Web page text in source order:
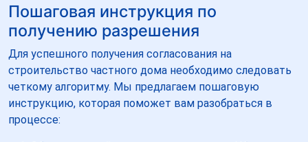
Пошаговая инструкция по
получению разрешения
Для успешного получения согласования на
строительство частного дома необходимо следовать
четкому алгоритму. Мы предлагаем пошаговую
инструкцию, которая поможет вам разобраться в
процессе: